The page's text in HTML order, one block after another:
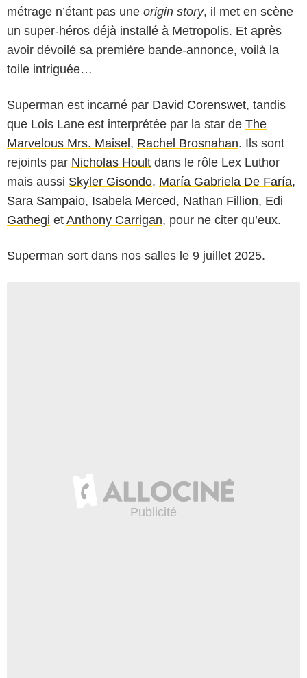
métrage n’étant pas une origin story, il met en scène
un super-héros déjà installé à Metropolis. Et après
avoir dévoilé sa première bande-annonce, voilà la
toile intriguée…
Superman est incarné par David Corenswet, tandis
que Lois Lane est interprétée par la star de The
Marvelous Mrs. Maisel, Rachel Brosnahan. Ils sont
rejoints par Nicholas Hoult dans le rôle Lex Luthor
mais aussi Skyler Gisondo, María Gabriela De Faría,
Sara Sampaio, Isabela Merced, Nathan Fillion, Edi
Gathegi et Anthony Carrigan, pour ne citer qu’eux.
Superman sort dans nos salles le 9 juillet 2025.